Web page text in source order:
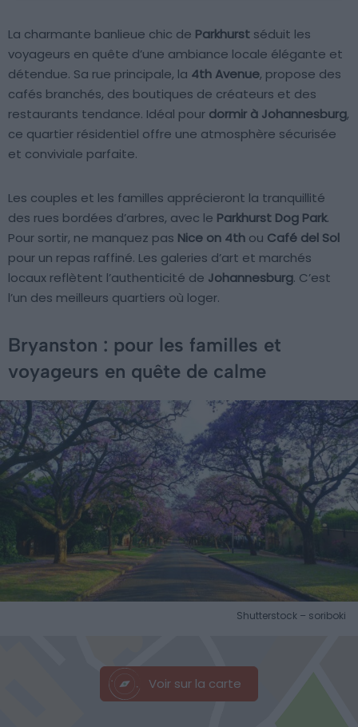
La charmante banlieue chic de Parkhurst séduit les
voyageurs en quête d’une ambiance locale élégante et
détendue. Sa rue principale, la 4th Avenue, propose des
cafés branchés, des boutiques de créateurs et des
restaurants tendance. Idéal pour dormir à Johannesburg,
ce quartier résidentiel offre une atmosphère sécurisée
et conviviale parfaite.
Les couples et les familles apprécieront la tranquillité
des rues bordées d’arbres, avec le Parkhurst Dog Park.
Pour sortir, ne manquez pas Nice on 4th ou Café del Sol
pour un repas raffiné. Les galeries d’art et marchés
locaux reflètent l’authenticité de Johannesburg. C’est
l’un des meilleurs quartiers où loger.
Bryanston : pour les familles et
voyageurs en quête de calme
Shutterstock – soriboki
Voir sur la carte